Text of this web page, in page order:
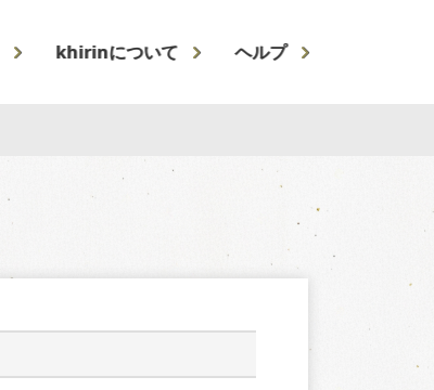
khirinについて ヘルプ